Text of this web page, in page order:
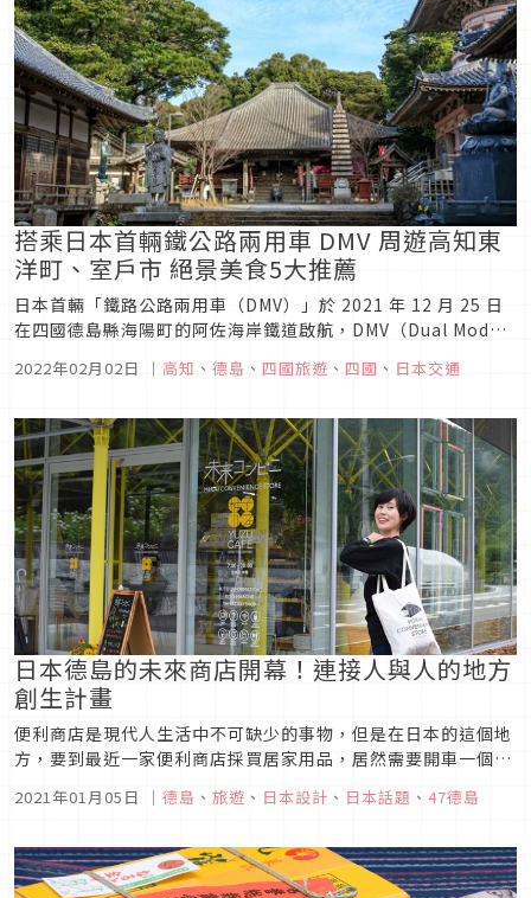
搭乘日本首輛鐵公路兩用車 DMV 周遊高知東
洋町、室戶市 絕景美食5大推薦
日本首輛「鐵路公路兩用車（DMV）」於 2021 年 12 月 25 日
在四國德島縣海陽町的阿佐海岸鐵道啟航，DMV（Dual Mode
輛」，不僅車輛本身吸睛，沿線觀光也處處是亮點。 DMV的啟
2022年02月02日 ｜ 高知 、 德島 、 四國旅遊 、 四國 、 日本交通
日本德島的未來商店開幕！連接人與人的地方
創生計畫
便利商店是現代人生活中不可缺少的事物，但是在日本的這個地
方，要到最近一家便利商店採買居家用品，居然需要開車一個小
ニ）在這裡誕生了，一起來看看這間有趣的便利商店吧！未來商
地屬深山僻壤，常住人口...
2021年01月05日 ｜ 德島 、 旅遊 、 日本設計 、 日本話題 、 47德島